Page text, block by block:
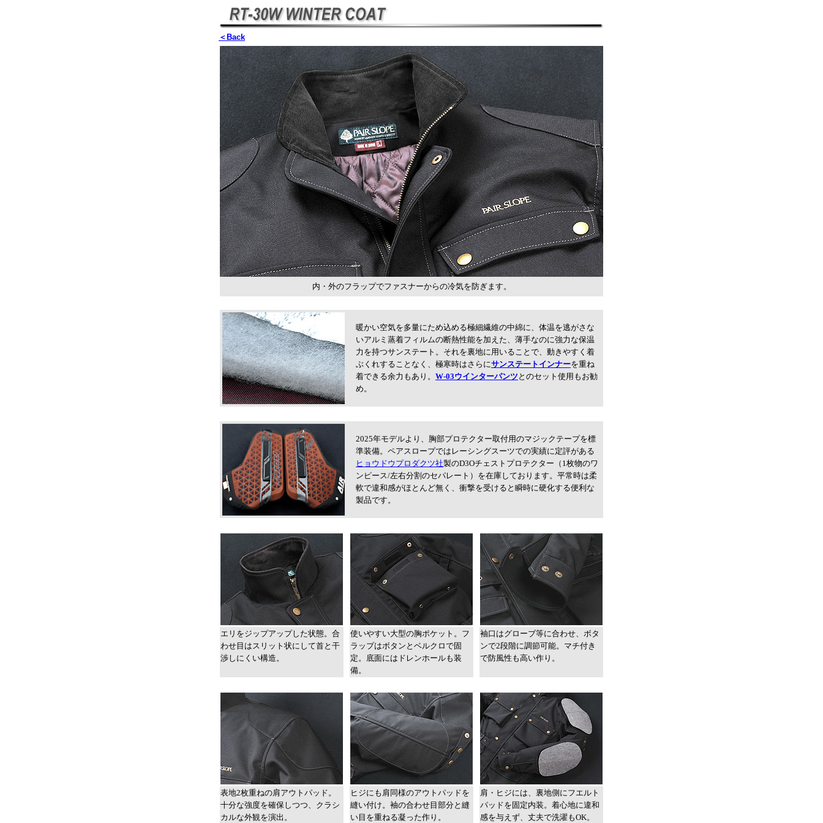
＜Back
内・外のフラップでファスナーからの冷気を防ぎます。
暖かい空気を多量にため込める極細繊維の中綿に、体温を逃がさな
いアルミ蒸着フィルムの断熱性能を加えた、薄手なのに強力な保温
力を持つサンステート。それを裏地に用いることで、動きやすく着
ぶくれすることなく、極寒時はさらにサンステートインナーを重ね
着できる余力もあり。 W-03ウインターパンツ とのセット使用もお勧
め。
2025年モデルより、胸部プロテクター取付用のマジックテープを標
準装備。ペアスロープではレーシングスーツでの実績に定評がある
ヒョウドウプロダクツ社製のD3Oチェストプロテクター（1枚物のワ
ンピース/左右分割のセパレート）を在庫しております。平常時は柔
軟で違和感がほとんど無く、衝撃を受けると瞬時に硬化する便利な
製品です。
エリをジップアップした状態。合
わせ目はスリット状にして首と干
渉しにくい構造。
使いやすい大型の胸ポケット。フ
ラップはボタンとベルクロで固
定。底面にはドレンホールも装
備。
袖口はグローブ等に合わせ、ボタ
ンで2段階に調節可能。マチ付き
で防風性も高い作り。
表地2枚重ねの肩アウトパッド。
十分な強度を確保しつつ、クラシ
カルな外観を演出。
ヒジにも肩同様のアウトパッドを
縫い付け。袖の合わせ目部分と縫
い目を重ねる凝った作り。
肩・ヒジには、裏地側にフエルト
パッドを固定内装。着心地に違和
感を与えず、丈夫で洗濯もOK。